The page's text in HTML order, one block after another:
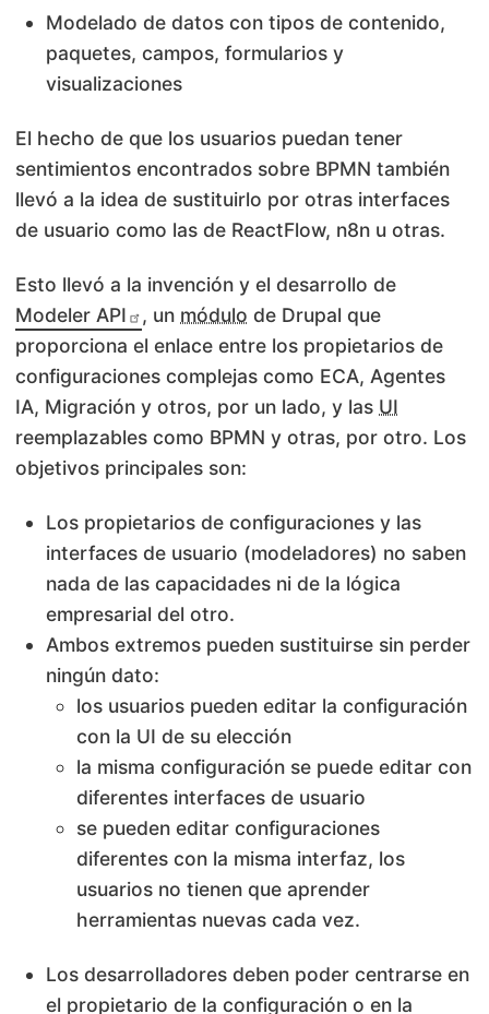
Modelado de datos con tipos de contenido,
paquetes, campos, formularios y
visualizaciones
El hecho de que los usuarios puedan tener
sentimientos encontrados sobre BPMN también
llevó a la idea de sustituirlo por otras interfaces
de usuario como las de ReactFlow, n8n u otras.
Esto llevó a la invención y el desarrollo de
Modeler API
, un módulo de Drupal que
proporciona el enlace entre los propietarios de
configuraciones complejas como ECA, Agentes
IA, Migración y otros, por un lado, y las UI
reemplazables como BPMN y otras, por otro. Los
objetivos principales son:
Los propietarios de configuraciones y las
interfaces de usuario (modeladores) no saben
nada de las capacidades ni de la lógica
empresarial del otro.
Ambos extremos pueden sustituirse sin perder
ningún dato:
los usuarios pueden editar la configuración
con la UI de su elección
la misma configuración se puede editar con
diferentes interfaces de usuario
se pueden editar configuraciones
diferentes con la misma interfaz, los
usuarios no tienen que aprender
herramientas nuevas cada vez.
Los desarrolladores deben poder centrarse en
el propietario de la configuración o en la